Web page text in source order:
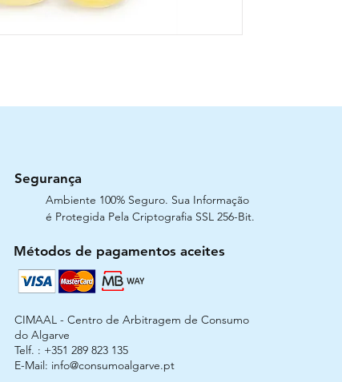
Segurança
Ambiente 100% Seguro. Sua Informação
é Protegida Pela Criptografia SSL 256-Bit.
Métodos de pagamentos aceites
CIMAAL - Centro de Arbitragem de Consumo
do Algarve
Telf. : +351 289 823 135
E-Mail: info@consumoalgarve.pt